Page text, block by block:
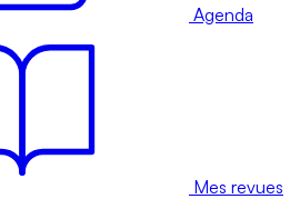
Agenda
Mes revues